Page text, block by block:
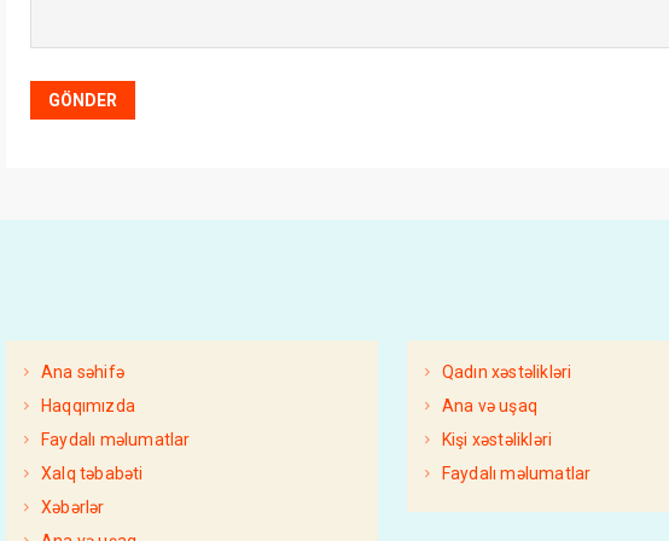
Ana səhifə
Haqqımızda
Faydalı məlumatlar
Xalq təbabəti
Xəbərlər
Qadın xəstəlikləri
Ana və uşaq
Kişi xəstəlikləri
Faydalı məlumatlar
PSIXOLOGIYA